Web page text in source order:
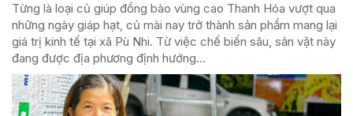
Từng là loại củ giúp đồng bào vùng cao Thanh Hóa vượt qua
những ngày giáp hạt, củ mài nay trở thành sản phẩm mang lại
giá trị kinh tế tại xã Pù Nhi. Từ việc chế biến sâu, sản vật này
đang được địa phương định hướng...